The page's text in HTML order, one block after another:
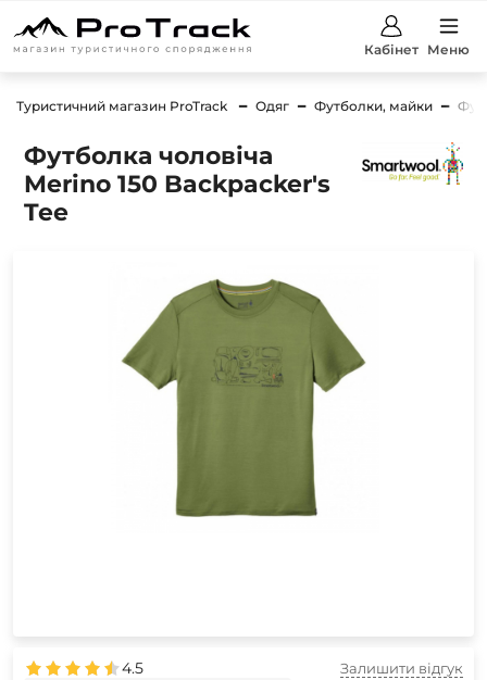
Кабінет Меню
Туристичний магазин ProTrack Одяг Футболки, майки
Футболка чоловіча
Merino 150 Backpacker's
Tee
4.5 Залишити відгук